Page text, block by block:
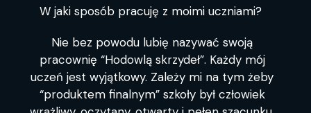
W jaki sposób pracuję z moimi uczniami?
Nie bez powodu lubię nazywać swoją
pracownię “Hodowlą skrzydeł”. Każdy mój
uczeń jest wyjątkowy. Zależy mi na tym żeby
“produktem finalnym” szkoły był człowiek